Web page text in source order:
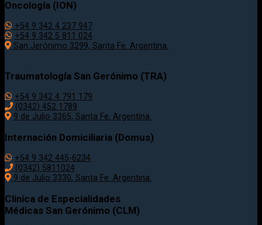
Oncología (ION)
+54 9 342 4 237 947
+54 9 342 5 811 024
San Jerónimo 3299, Santa Fe. Argentina.
Traumatología San Gerónimo (TRA)
+54 9 342 4 791 179
(0342) 452 1789
9 de Julio 3365, Santa Fe. Argentina.
Internación Domiciliaria (Domus)
+54 9 342 445-6234
(0342) 5811024
9 de Julio 3330, Santa Fe. Argentina.
Clinica de Especialidades
Médicas San Gerónimo (CLM)